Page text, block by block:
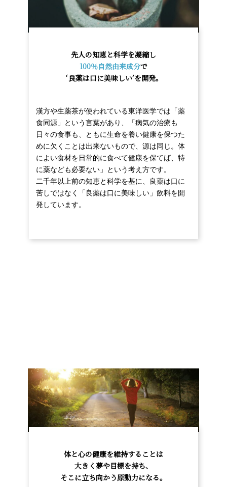
先人の知恵と科学を凝縮し
100％自然由来成分で
‘良薬は口に美味しい’を開発。
漢方や生薬茶が使われている東洋医学では「薬
食同源」という言葉があり、「病気の治療も
日々の食事も、ともに生命を養い健康を保つた
めに欠くことは出来ないもので、源は同じ。体
によい食材を日常的に食べて健康を保てば、特
に薬なども必要ない」という考え方です。
二千年以上前の知恵と科学を基に、良薬は口に
苦しではなく「良薬は口に美味しい」飲料を開
発しています。
体と心の健康を維持することは
大きく夢や目標を持ち、
そこに立ち向かう原動力になる。